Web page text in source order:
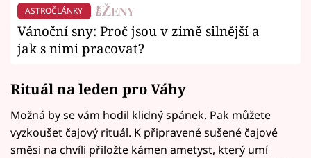
ASTROČLÁNKY
Vánoční sny: Proč jsou v zimě silnější a
jak s nimi pracovat?
Rituál na leden pro Váhy
Možná by se vám hodil klidný spánek. Pak můžete
vyzkoušet čajový rituál. K připravené sušené čajové
směsi na chvíli přiložte kámen ametyst, který umí